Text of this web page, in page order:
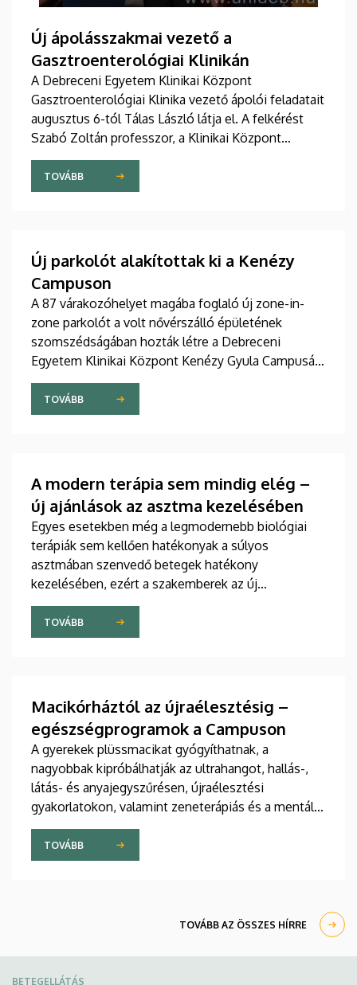
Új ápolásszakmai vezető a
Gasztroenterológiai Klinikán
A Debreceni Egyetem Klinikai Központ
Gasztroenterológiai Klinika vezető ápolói feladatait
augusztus 6-tól Tálas László látja el. A felkérést
Szabó Zoltán professzor, a Klinikai Központ
elnöke, valamint Szőllősi Anna ápolási és
szakdolgozói igazgató adta át pénteken
ünnepélyes keretek között az Elnöki Hivatalban.
TOVÁBB
Új parkolót alakítottak ki a Kenézy
Campuson
A 87 várakozóhelyet magába foglaló új zone-in-
zone parkolót a volt nővérszálló épületének
szomszédságában hozták létre a Debreceni
Egyetem Klinikai Központ Kenézy Gyula Campusán.
Az új területet várhatóan augusztusban nyitják meg
a járművek előtt.
TOVÁBB
A modern terápia sem mindig elég –
új ajánlások az asztma kezelésében
Egyes esetekben még a legmodernebb biológiai
terápiák sem kellően hatékonyak a súlyos
asztmában szenvedő betegek hatékony
kezelésében, ezért a szakemberek az új
gyógyszerek kifejlesztésére irányuló kutatások
felgyorsítását sürgetik. A témában a közelmúltban
jelent meg tanulmány a világ egyik legrangosabb
szerzője a Debreceni Egyetem egyetemi tanára.
TOVÁBB
Macikórháztól az újraélesztésig –
egészségprogramok a Campuson
A gyerekek plüssmacikat gyógyíthatnak, a
nagyobbak kipróbálhatják az ultrahangot, hallás-,
látás- és anyajegyszűrésen, újraélesztési
gyakorlatokon, valamint zeneterápiás és a mentális
egészséget támogató prevenciós foglalkozásokon
is részt vehetnek a július 22-én kezdődő Campus
Fesztiválon. A Debreceni Egyetem Klinikai
Egyetem téren felállított faházaknál, illetve a
Központban.
TOVÁBB
TOVÁBB AZ ÖSSZES HÍRRE
BETEGELLÁTÁS